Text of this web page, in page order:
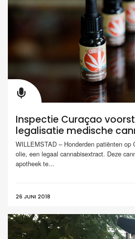
Inspectie Curaçao
legalisatie medische
WILLEMSTAD – Honderden patiënten op
olie, een legaal cannabisextract. Deze
apotheek te...
26 JUNI 2018